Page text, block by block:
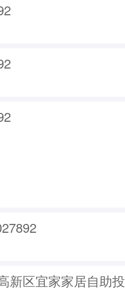
新区宜家家居自助投